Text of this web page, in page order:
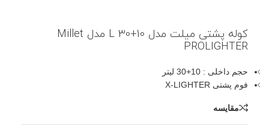
کوله پشتی میلت مدل 10+30 L مدل Millet
PROLIGHTER
حجم داخلی : 10+30 لیتر
فوم پشتی X-LIGHTER
مقایسه